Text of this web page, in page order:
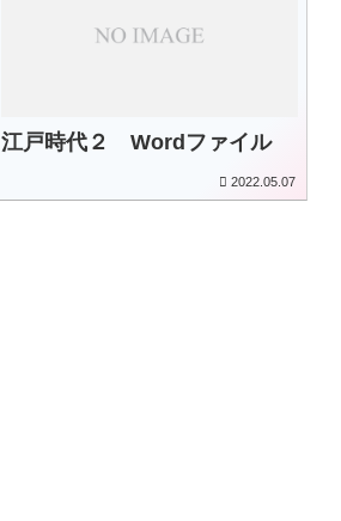
江戸時代２ Wordファイル
2022.05.07